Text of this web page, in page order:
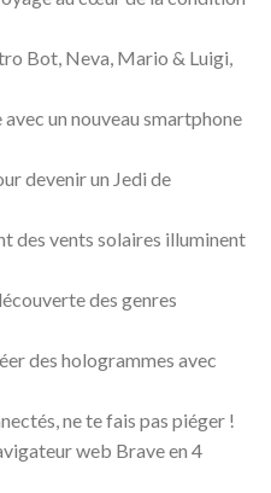
Bot, Neva, Mario & Luigi,
un nouveau smartphone
devenir un Jedi de
des vents solaires illuminent
des genres
des hologrammes avec
ne te fais pas piéger !
web Brave en 4